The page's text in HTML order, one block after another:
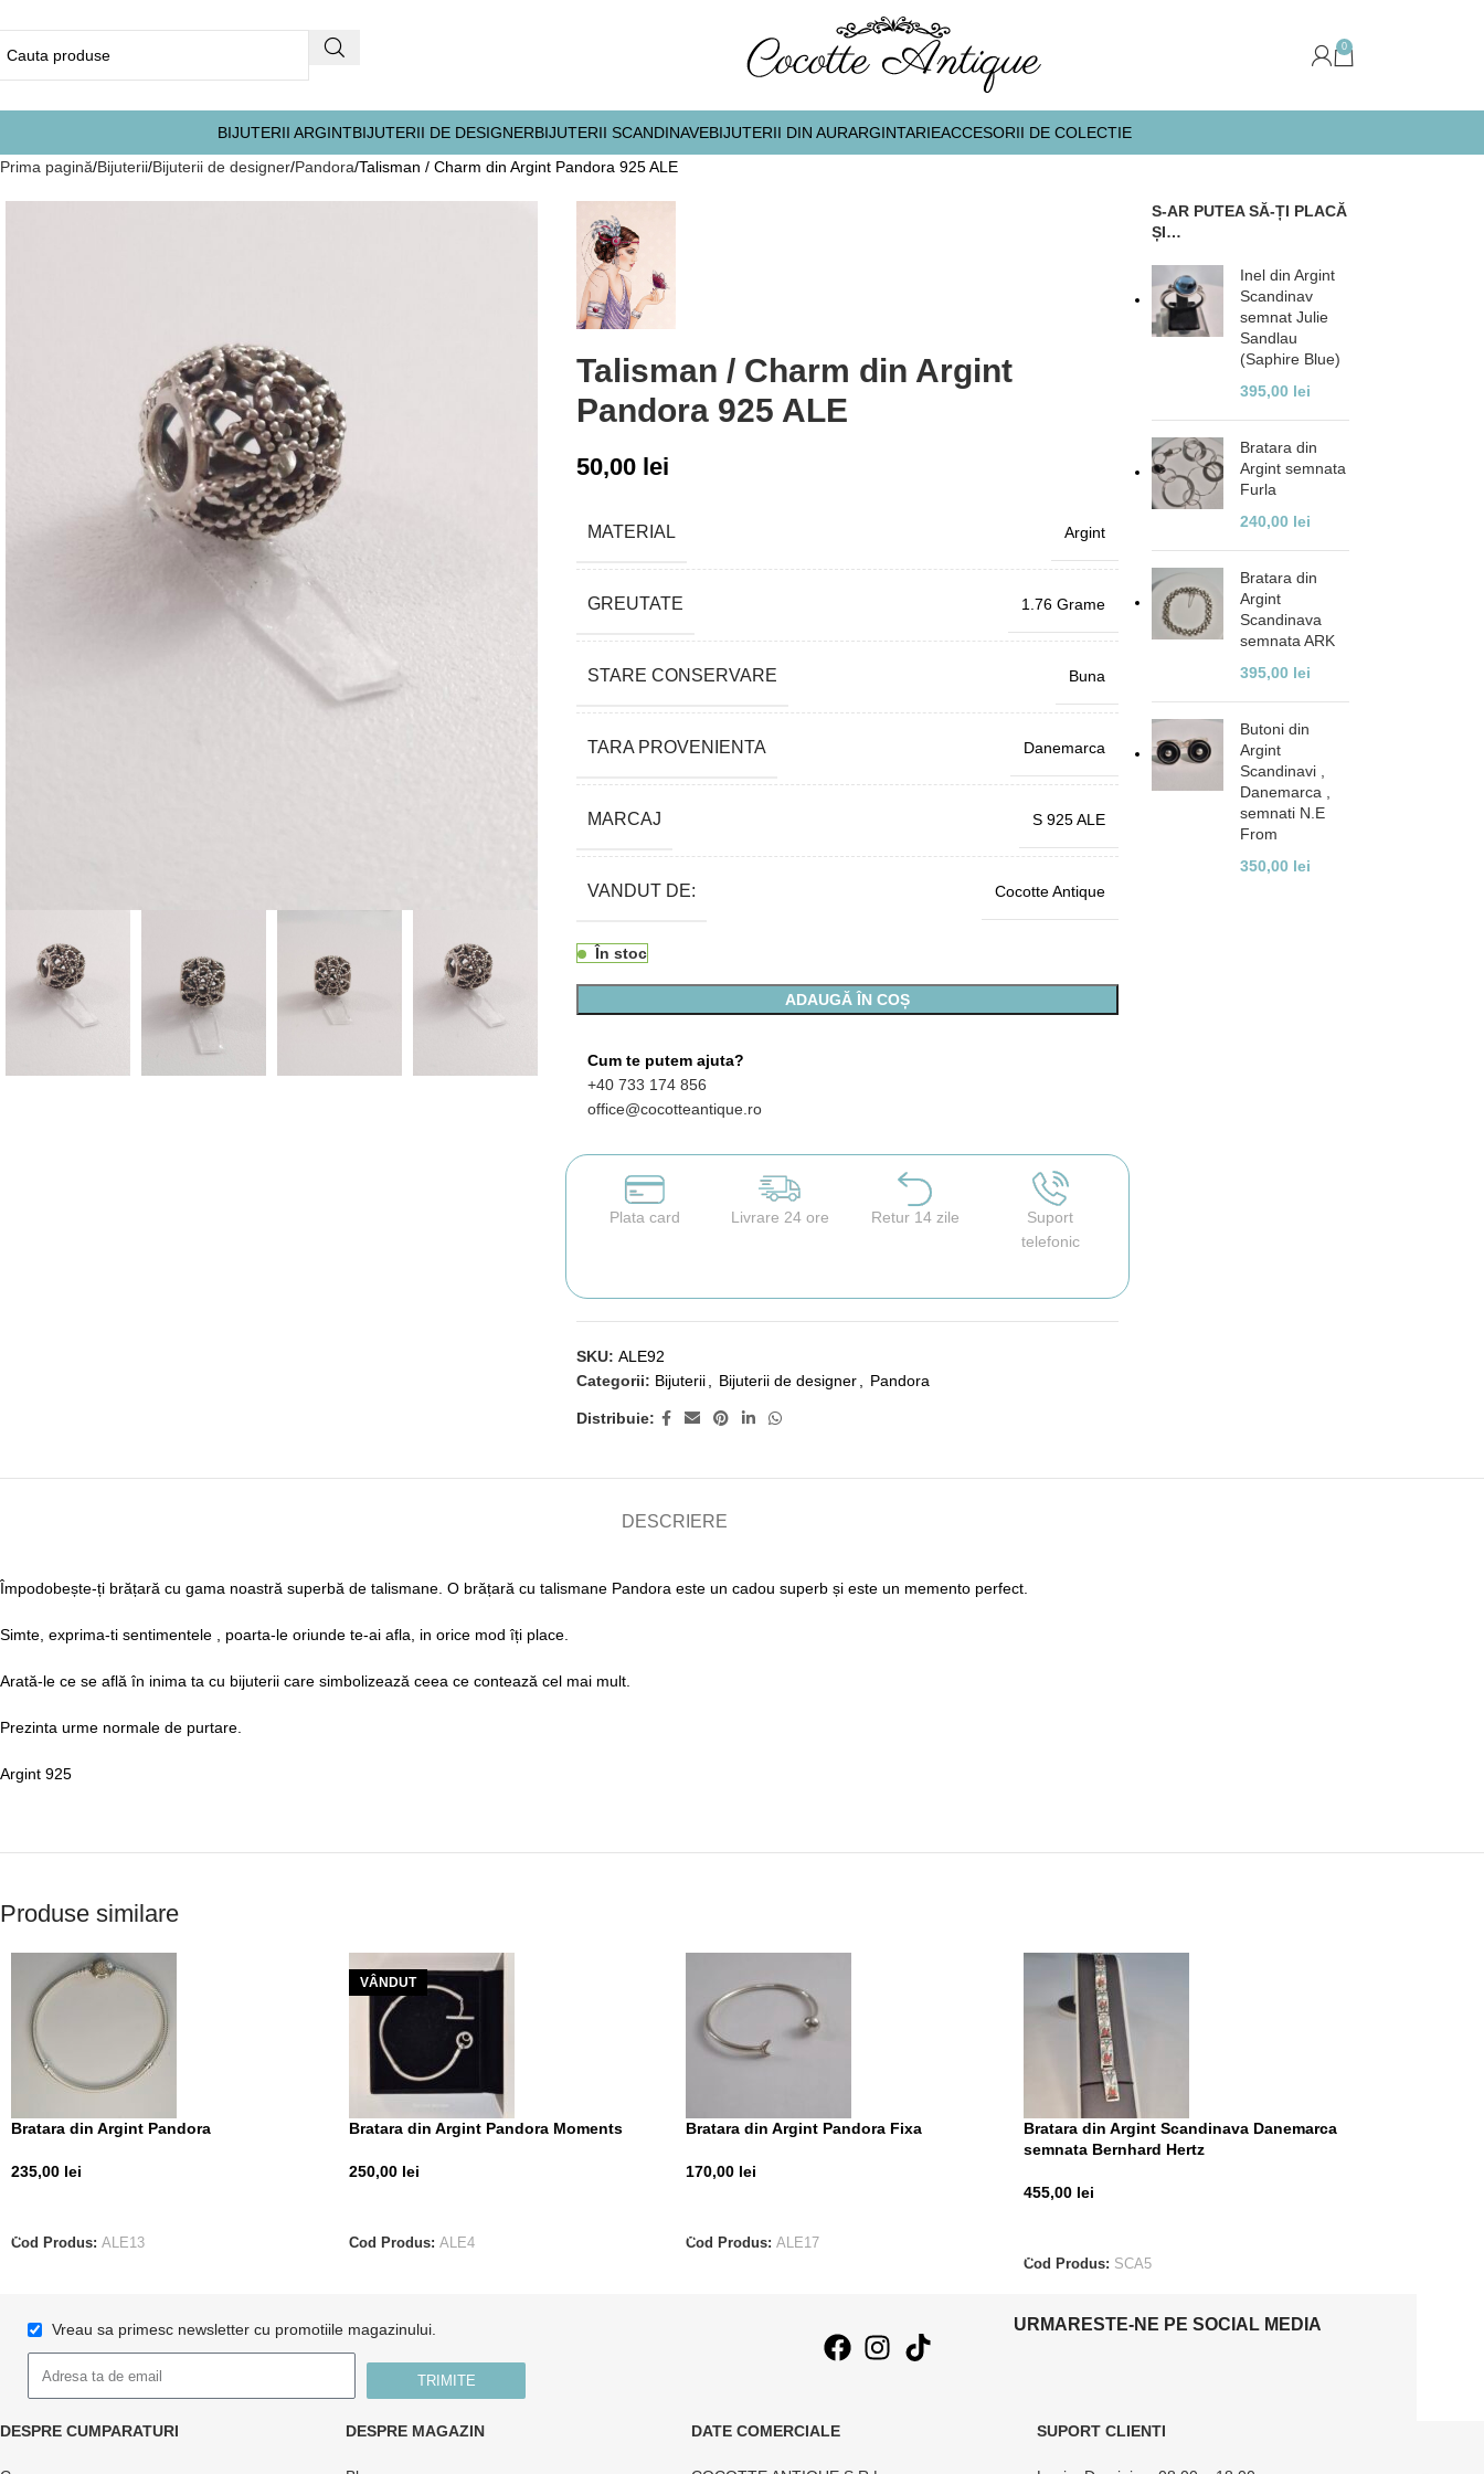
0
BIJUTERII ARGINTBIJUTERII DE DESIGNERBIJUTERII SCANDINAVEBIJUTERII DIN AURARGINTARIEACCESORII DE COLECTIE
Prima pagină Bijuterii Bijuterii de designer Pandora Talisman / Charm din Argint Pandora 925 ALE
Talisman / Charm din Argint
Pandora 925 ALE
50,00 lei
MATERIAL Argint
GREUTATE 1.76 Grame
STARE CONSERVARE Buna
TARA PROVENIENTA Danemarca
MARCAJ S 925 ALE
VANDUT DE: Cocotte Antique
În stoc
ADAUGĂ ÎN COȘ
Cum te putem ajuta?
+40 733 174 856
office@cocotteantique.ro
Plata card Livrare 24 ore Retur 14 zile
Suport
telefonic
SKU: ALE92
Categorii: Bijuterii Bijuterii de designer Pandora
Distribuie:
S-AR PUTEA SĂ-ȚI PLACĂ
ȘI…
Inel din Argint
Scandinav
semnat Julie
Sandlau
(Saphire Blue)
395,00 lei
Bratara din
Argint semnata
Furla
240,00 lei
Bratara din
Argint
Scandinava
semnata ARK
395,00 lei
Butoni din
Argint
Scandinavi ,
Danemarca ,
semnati N.E
From
350,00 lei
DESCRIERE
Împodobește-ți brățară cu gama noastră superbă de talismane. O brățară cu talismane Pandora este un cadou superb și este un memento perfect.
Simte, exprima-ti sentimentele , poarta-le oriunde te-ai afla, in orice mod îți place.
Arată-le ce se află în inima ta cu bijuterii care simbolizează ceea ce contează cel mai mult.
Prezinta urme normale de purtare.
Argint 925
Produse similare
Bratara din Argint Pandora
235,00 lei
Cod Produs: ALE13
VÂNDUT
Bratara din Argint Pandora Moments
250,00 lei
Cod Produs: ALE4
Bratara din Argint Pandora Fixa
170,00 lei
Cod Produs: ALE17
Bratara din Argint Scandinava Danemarca
semnata Bernhard Hertz
455,00 lei
Cod Produs: SCA5
Vreau sa primesc newsletter cu promotiile magazinului.
TRIMITE
URMARESTE-NE PE SOCIAL MEDIA
DESPRE CUMPARATURI DESPRE MAGAZIN DATE COMERCIALE SUPORT CLIENTI